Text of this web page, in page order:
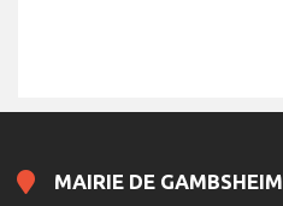
MAIRIE DE GAMBSHEIM